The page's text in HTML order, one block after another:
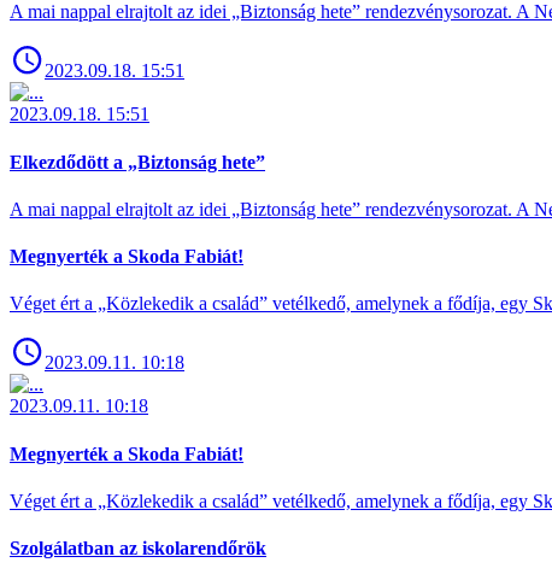
A mai nappal elrajtolt az idei „Biztonság hete” rendezvénysorozat. A
2023.09.18. 15:51
2023.09.18. 15:51
Elkezdődött a „Biztonság hete”
A mai nappal elrajtolt az idei „Biztonság hete” rendezvénysorozat. A
Megnyerték a Skoda Fabiát!
Véget ért a „Közlekedik a család” vetélkedő, amelynek a fődíja, egy
2023.09.11. 10:18
2023.09.11. 10:18
Megnyerték a Skoda Fabiát!
Véget ért a „Közlekedik a család” vetélkedő, amelynek a fődíja, egy
Szolgálatban az iskolarendőrök